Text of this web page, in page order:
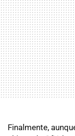
Finalmente,